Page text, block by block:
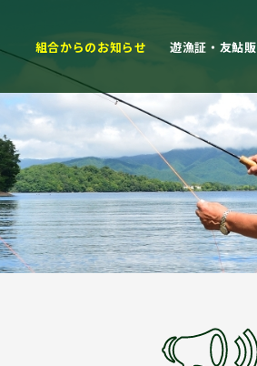
組合からのお知らせ 遊漁証・友鮎